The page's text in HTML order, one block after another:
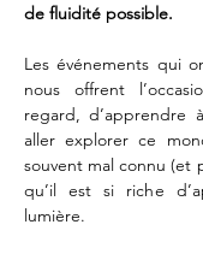
de fluidité possible.
Les événements qui
nous offrent
regard, d’apprendre
aller explorer ce
souvent mal connu (et
qu’il est si riche
lumière.